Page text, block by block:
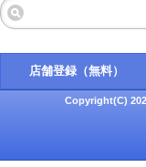
店舗登録（無料）
Copyright(C)